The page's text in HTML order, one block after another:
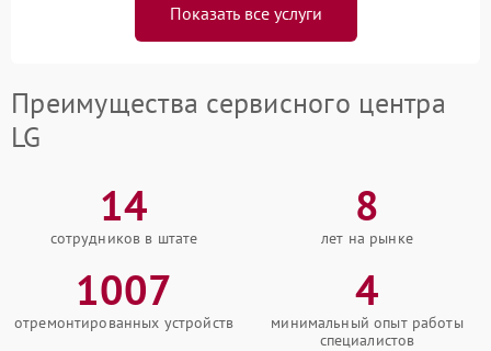
Показать все услуги
Преимущества сервисного центра
LG
14
сотрудников в штате
8
лет на рынке
1007
отремонтированных устройств
4
минимальный опыт работы
специалистов